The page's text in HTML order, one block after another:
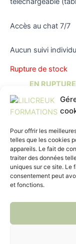
Pour offrir les
telles que les cookies
appareils. Le fait de
traiter des données
uniques sur ce site. Le
consentement peut
et fonctions.
Accès au chat 7/7
Aucun suivi
Rupture de stock
Produits
EN
STOCK
FORMATION
LES CLÉS EN
SUIVI)
450,00€
Lire la suite